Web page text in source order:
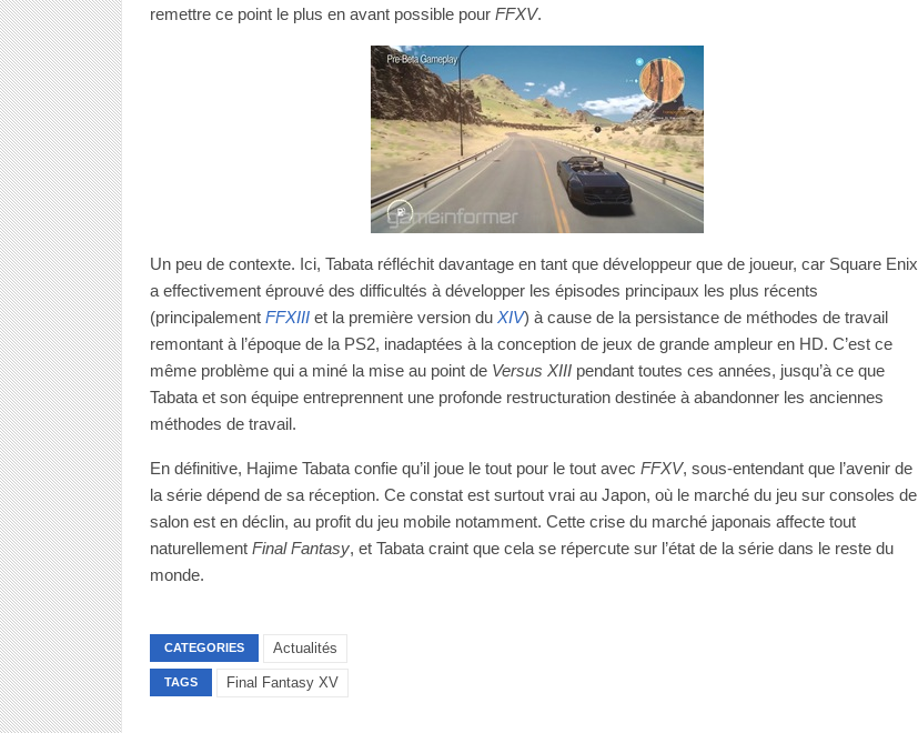
remettre ce point le plus en avant possible pour FFXV.
Un peu de contexte. Ici, Tabata réfléchit davantage en tant que développeur que de joueur, car Square Enix
a effectivement éprouvé des difficultés à développer les épisodes principaux les plus récents
(principalement FFXIIIet la première version du XIV) à cause de la persistance de méthodes de travail
remontant à l’époque de la PS2, inadaptées à la conception de jeux de grande ampleur en HD. C’est ce
même problème qui a miné la mise au point de Versus XIIIpendant toutes ces années, jusqu’à ce que
Tabata et son équipe entreprennent une profonde restructuration destinée à abandonner les anciennes
méthodes de travail.
En définitive, Hajime Tabata confie qu’il joue le tout pour le tout avec FFXV, sous-entendant que l’avenir de
la série dépend de sa réception. Ce constat est surtout vrai au Japon, où le marché du jeu sur consoles de
salon est en déclin, au profit du jeu mobile notamment. Cette crise du marché japonais affecte tout
naturellement Final Fantasy, et Tabata craint que cela se répercute sur l’état de la série dans le reste du
monde.
CATEGORIES Actualités
TAGS Final Fantasy XV